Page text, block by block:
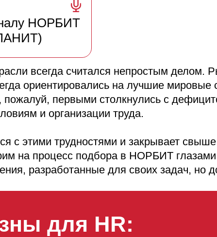
для HR:
всегда считался непростым делом.
ориентировались на лучшие мировые
пожалуй, первыми столкнулись с
и организации труда.
с этими трудностями и закрывает
на процесс подбора в НОРБИТ глазами
разработанные для своих задач, но
НОРБИТ